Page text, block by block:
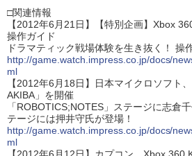
□関連情報
【2012年6月21日】【特別企画】Xbox
操作ガイド
ドラマティック戦場体験を生き抜く！ 操
http://game.watch.impress.co.jp/docs/
ml
【2012年6月18日】日本マイクロソフト
AKIBA」を開催
「ROBOTICS;NOTES」ステージに志倉
テージには押井守氏が登場！
http://game.watch.impress.co.jp/docs/
ml